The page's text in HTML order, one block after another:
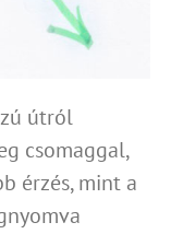
útról
csomaggal,
érzés, mint a